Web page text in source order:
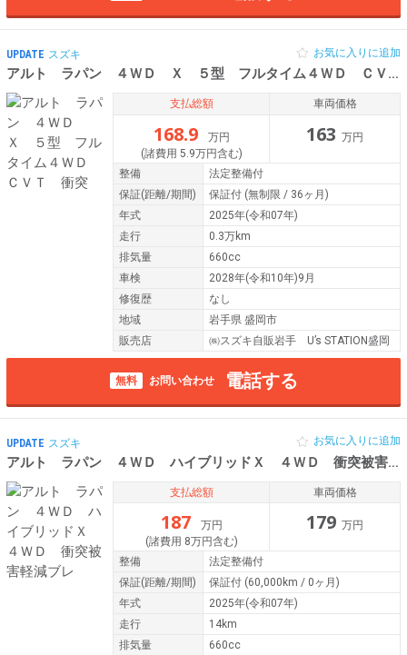
UPDATE スズキ
アルト ラパン ４ＷＤ Ｘ ５型 フルタイム４ＷＤ ＣＶＴ 衝突
お気に入りに追加
支払総額
168.9
万円
(諸費用 5.9万円含む)
車両価格
163 万円
整備
法定整備付
保証(距離/期間) 保証付 (無制限 / 36ヶ月)
年式
2025年(令和07年)
走行
0.3万km
排気量
660cc
車検
2028年(令和10年)9月
修復歴
なし
地域
岩手県 盛岡市
販売店
㈱スズキ自販岩手 U’s STATION盛岡
無料 お問い合わせ 電話する
UPDATE スズキ
アルト ラパン ４ＷＤ ハイブリッドＸ ４ＷＤ 衝突被害軽減ブレ
お気に入りに追加
支払総額
187
万円
(諸費用 8万円含む)
車両価格
179 万円
整備
法定整備付
保証(距離/期間) 保証付 (60,000km / 0ヶ月)
年式
2025年(令和07年)
走行
14km
排気量
660cc